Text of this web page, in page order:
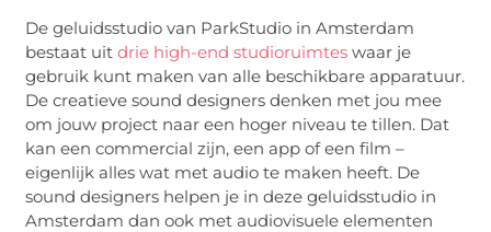
De geluidsstudio van ParkStudio in Amsterdam
bestaat uitdrie high-end studioruimtes waar je
gebruik kunt maken van alle beschikbare apparatuur.
De creatieve sound designers denken met jou mee
om jouw project naar een hoger niveau te tillen. Dat
kan een commercial zijn, een app of een film –
eigenlijk alles wat met audio te maken heeft. De
sound designers helpen je in deze geluidsstudio in
Amsterdam dan ook met audiovisuele elementen